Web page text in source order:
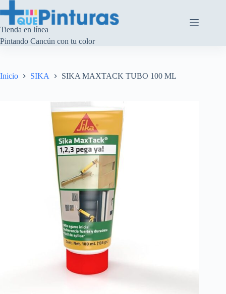
al
contenido
Tienda en línea
Pintando Cancún con tu color
Inicio SIKA SIKA MAXTACK TUBO 100 ML